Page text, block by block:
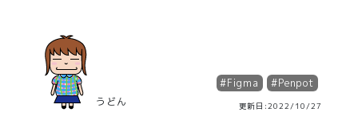
うどん
#Figma #Penpot
更新日:2022/10/27